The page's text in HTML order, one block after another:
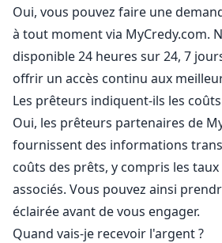
Oui, vous pouvez faire une
à tout moment via MyCredy.com.
disponible 24 heures sur 24, 7
offrir un accès continu aux
Les prêteurs indiquent-ils les
Oui, les prêteurs partenaires de
fournissent des informations
coûts des prêts, y compris les
associés. Vous pouvez ainsi
éclairée avant de vous engager.
Quand vais-je recevoir l'argent ?